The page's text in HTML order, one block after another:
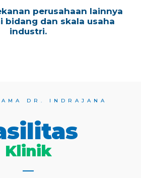
perusahaan lainnya
bidang dan skala usaha
industri.
DR. INDRAJANA
Klinik